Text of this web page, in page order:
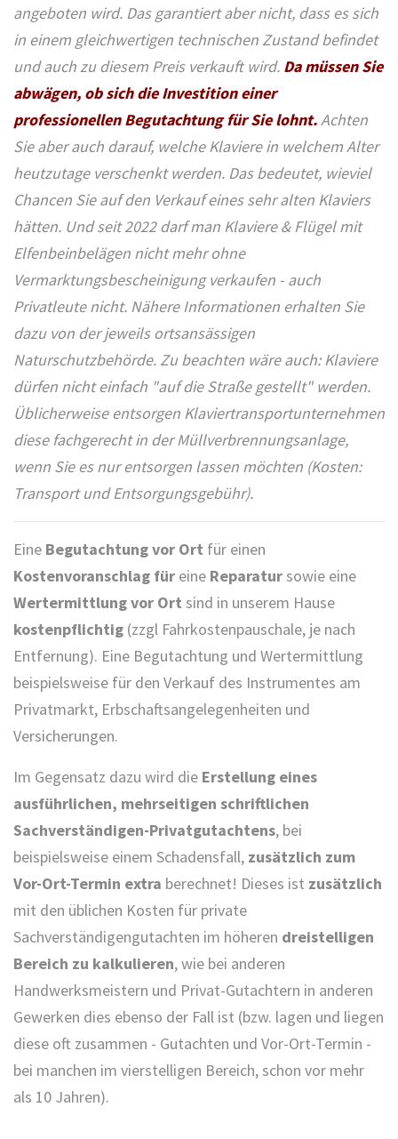
angeboten wird. Das garantiert aber nicht, dass es sich
in einem gleichwertigen technischen Zustand befindet
und auch zu diesem Preis verkauft wird. Da müssen Sie
abwägen, ob sich die Investition einer
professionellen Begutachtung für Sie lohnt.Achten
Sie aber auch darauf, welche Klaviere in welchem Alter
heutzutage verschenkt werden. Das bedeutet, wieviel
Chancen Sie auf den Verkauf eines sehr alten Klaviers
hätten. Und seit 2022 darf man Klaviere & Flügel mit
Elfenbeinbelägen nicht mehr ohne
Vermarktungsbescheinigung verkaufen - auch
Privatleute nicht. Nähere Informationen erhalten Sie
dazu von der jeweils ortsansässigen
Naturschutzbehörde. Zu beachten wäre auch: Klaviere
dürfen nicht einfach "auf die Straße gestellt" werden.
Üblicherweise entsorgen Klaviertransportunternehmen
diese fachgerecht in der Müllverbrennungsanlage,
wenn Sie es nur entsorgen lassen möchten (Kosten:
Transport und Entsorgungsgebühr).
Eine Begutachtung vor Ort für einen
Kostenvoranschlag für eine Reparatursowie eine
Wertermittlung vor Ort sind in unserem Hause
kostenpflichtig (zzgl Fahrkostenpauschale, je nach
Entfernung). Eine Begutachtung und Wertermittlung
beispielsweise für den Verkauf des Instrumentes am
Privatmarkt, Erbschaftsangelegenheiten und
Versicherungen.
Im Gegensatz dazu wird die Erstellung eines
ausführlichen, mehrseitigen schriftlichen
Sachverständigen-Privatgutachtens, bei
beispielsweise einem Schadensfall, zusätzlich zum
Vor-Ort-Termin extra berechnet! Dieses ist zusätzlich
mit den üblichen Kosten für private
Sachverständigengutachten im höheren dreistelligen
Bereich zu kalkulieren, wie bei anderen
Handwerksmeistern und Privat-Gutachtern in anderen
Gewerken dies ebenso der Fall ist (bzw. lagen und liegen
diese oft zusammen - Gutachten und Vor-Ort-Termin -
bei manchen im vierstelligen Bereich, schon vor mehr
als 10 Jahren).